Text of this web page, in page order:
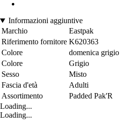
Informazioni aggiuntive
Marchio
Eastpak
Riferimento fornitore K620363
Colore
domenica grigio
Colore
Grigio
Sesso
Misto
Fascia d'età
Adulti
Assortimento
Padded Pak'R
Loading...
Loading...